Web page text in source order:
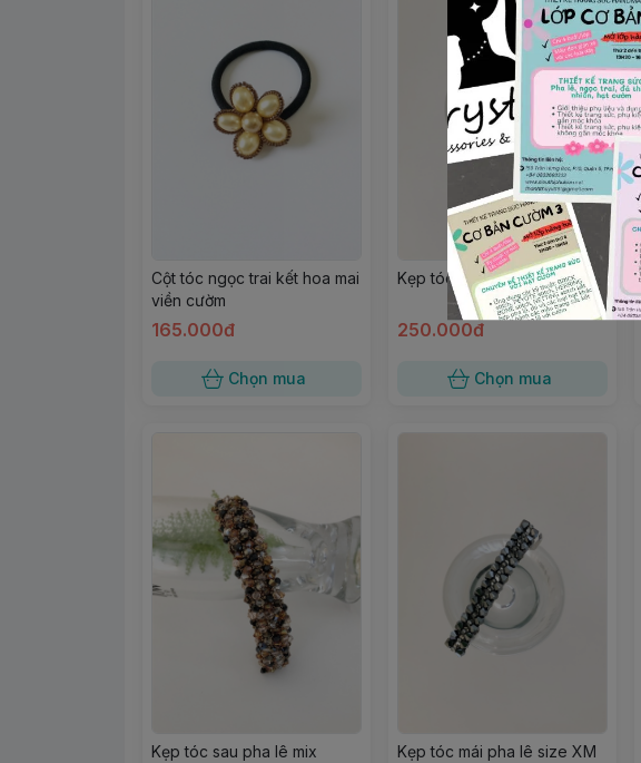
Cột tóc ngọc trai kết hoa mai
viền cườm
165.000đ
Chọn mua
Kẹp tóc mái pha lê size L
250.000đ
Chọn mua
Kẹp tóc sau pha lê mix
Kẹp tóc mái pha lê size XM